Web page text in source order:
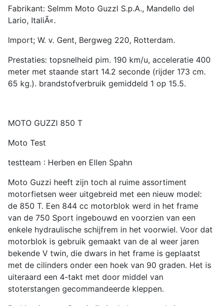
Fabrikant: Selmm Moto Guzzl S.p.A., Mandello del
Lario, ItaliÃ«.
Import; W. v. Gent, Bergweg 220, Rotterdam.
Prestaties: topsnelheid pim. 190 km/u, acceleratie 400
meter met staande start 14.2 seconde (rijder 173 cm.
65 kg.). brandstofverbruik gemiddeld 1 op 15.5.
MOTO GUZZI 850 T
Moto Test
testteam : Herben en Ellen Spahn
Moto Guzzi heeft zijn toch al ruime assortiment
motorfietsen weer uitgebreid met een nieuw model:
de 850 T. Een 844 cc motorblok werd in het frame
van de 750 Sport ingebouwd en voorzien van een
enkele hydraulische schijfrem in het voorwiel. Voor dat
motorblok is gebruik gemaakt van de al weer jaren
bekende V twin, die dwars in het frame is geplaatst
met de cilinders onder een hoek van 90 graden. Het is
uiteraard een 4-takt met door middel van
stoterstangen gecommandeerde kleppen.